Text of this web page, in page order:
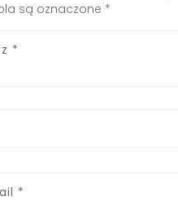
są oznaczone *